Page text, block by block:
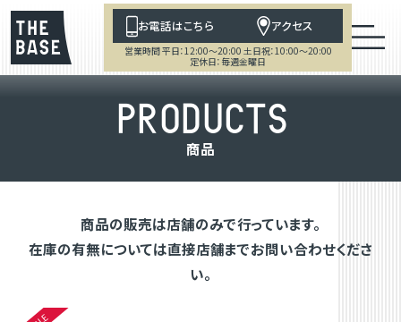
お電話はこちら アクセス
営業時間 平日：12:00～20:00 土日祝：10:00～20:00
定休日：毎週金曜日
PRODUCTS
商品
商品の販売は店舗のみで行っています。
在庫の有無については直接店舗までお問い合わせくださ
い。